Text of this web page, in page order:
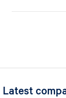
Latest